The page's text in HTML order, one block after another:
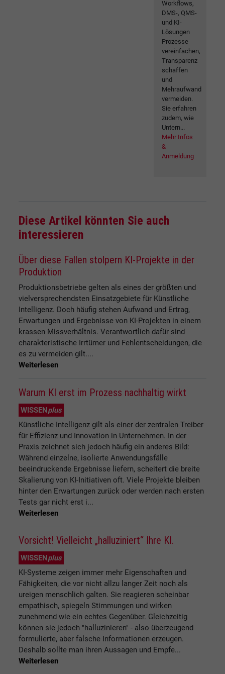
Workflows,
DMS-, QMS-
und KI-
Lösungen
Prozesse
vereinfachen,
Transparenz
schaffen
und
Mehraufwand
vermeiden.
Sie erfahren
zudem, wie
Untern...
Mehr Infos
&
Anmeldung
Diese Artikel könnten Sie auch
interessieren
Über diese Fallen stolpern KI-Projekte in der
Produktion
Produktionsbetriebe gelten als eines der größten und
vielversprechendsten Einsatzgebiete für Künstliche
Intelligenz. Doch häufig stehen Aufwand und Ertrag,
Erwartungen und Ergebnisse von KI-Projekten in einem
krassen Missverhältnis. Verantwortlich dafür sind
charakteristische Irrtümer und Fehlentscheidungen, die
es zu vermeiden gilt....
Weiterlesen
Warum KI erst im Prozess nachhaltig wirkt
WISSENplus
Künstliche Intelligenz gilt als einer der zentralen Treiber
für Effizienz und Innovation in Unternehmen. In der
Praxis zeichnet sich jedoch häufig ein anderes Bild:
Während einzelne, isolierte Anwendungsfälle
beeindruckende Ergebnisse liefern, scheitert die breite
Skalierung von KI-Initiativen oft. Viele Projekte bleiben
hinter den Erwartungen zurück oder werden nach ersten
Tests gar nicht erst i...
Weiterlesen
Vorsicht! Vielleicht „halluziniert“ Ihre KI.
WISSEN plus
KI-Systeme zeigen immer mehr Eigenschaften und
Fähigkeiten, die vor nicht allzu langer Zeit noch als
ureigen menschlich galten. Sie reagieren scheinbar
empathisch, spiegeln Stimmungen und wirken
zunehmend wie ein echtes Gegenüber. Gleichzeitig
können sie jedoch "halluzinieren" - also überzeugend
formulierte, aber falsche Informationen erzeugen.
Deshalb sollte man ihren Aussagen und Empfe...
Weiterlesen